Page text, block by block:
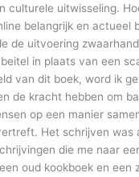
culturele uitwisseling.
belangrijk en actueel
de uitvoering
in plaats van een
van dit boek, word ik
de kracht hebben om
op een manier
Het schrijven was
die me naar
oud kookboek en een